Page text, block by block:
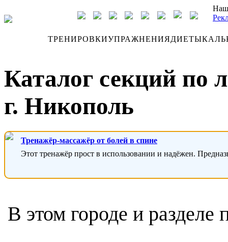
ТРЕНИРОВКИУПРАЖНЕНИЯДИЕТЫ
Каталог секций по
г. Никополь
Тренажёр-массажёр от болей в спине
Этот тренажёр прост в использовании и надёжен.
В этом городе и разделе